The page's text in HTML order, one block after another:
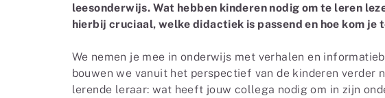
leesonderwijs. Wat hebben kinderen nodig om te leren
hierbij cruciaal, welke didactiek is passend en hoe kom je
We nemen je mee in onderwijs met verhalen en
bouwen we vanuit het perspectief van de kinderen verder
lerende leraar: wat heeft jouw collega nodig om in zijn